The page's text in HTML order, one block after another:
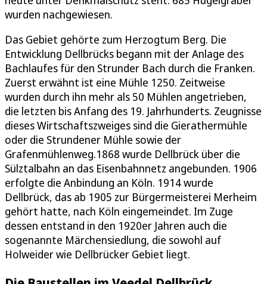
wurden nachgewiesen.
Das Gebiet gehörte zum Herzogtum Berg. Die
Entwicklung Dellbrücks begann mit der Anlage des
Bachlaufes für den Strunder Bach durch die Franken.
Zuerst erwähnt ist eine Mühle 1250. Zeitweise
wurden durch ihn mehr als 50 Mühlen angetrieben,
die letzten bis Anfang des 19. Jahrhunderts. Zeugnisse
dieses Wirtschaftszweiges sind die Gierathermühle
oder die Strundener Mühle sowie der
Grafenmühlenweg.1868 wurde Dellbrück über die
Sülztalbahn an das Eisenbahnnetz angebunden. 1906
erfolgte die Anbindung an Köln. 1914 wurde
Dellbrück, das ab 1905 zur Bürgermeisterei Merheim
gehört hatte, nach Köln eingemeindet. Im Zuge
dessen entstand in den 1920er Jahren auch die
sogenannte Märchensiedlung, die sowohl auf
Holweider wie Dellbrücker Gebiet liegt.